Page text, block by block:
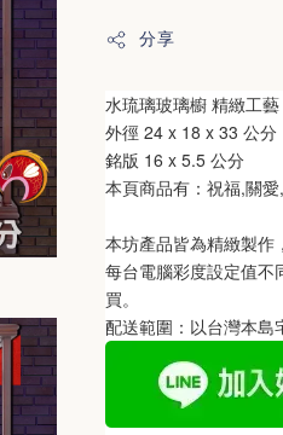
分享
水琉璃玻璃櫥 精緻工藝
外徑 24 x 18 x 33 公分
銘版 16 x 5.5 公分
本頁商品有：祝福,關
本坊產品皆為精緻製作
每台電腦彩度設定值不
買。
配送範圍：以台灣本島